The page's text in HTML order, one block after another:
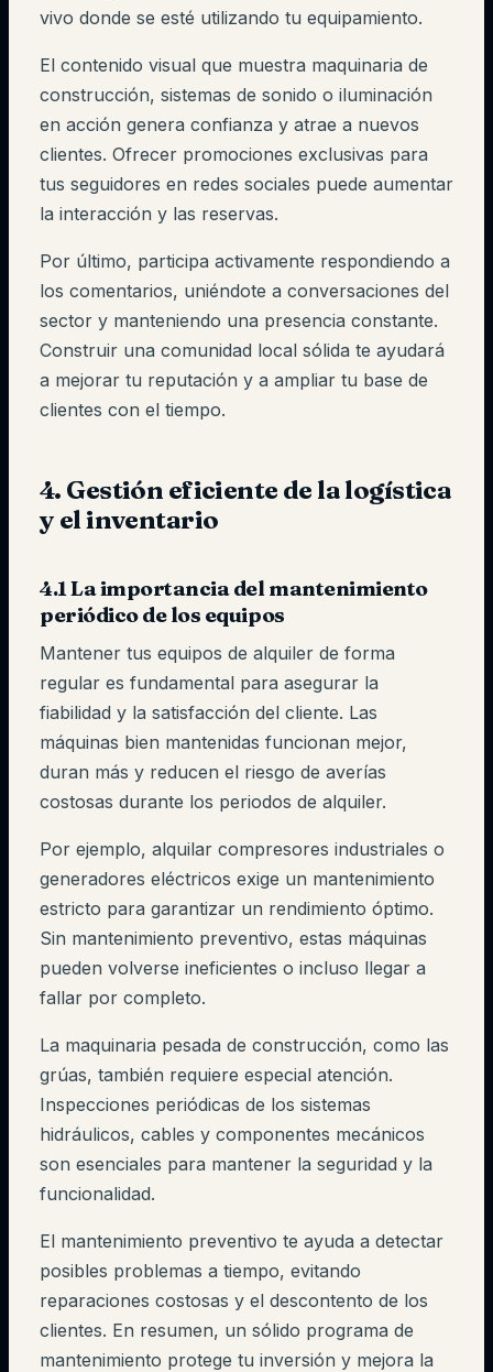
vivo donde se esté utilizando tu equipamiento.
El contenido visual que muestra maquinaria de
construcción, sistemas de sonido o iluminación
en acción genera confianza y atrae a nuevos
clientes. Ofrecer promociones exclusivas para
tus seguidores en redes sociales puede aumentar
la interacción y las reservas.
Por último, participa activamente respondiendo a
los comentarios, uniéndote a conversaciones del
sector y manteniendo una presencia constante.
Construir una comunidad local sólida te ayudará
a mejorar tu reputación y a ampliar tu base de
clientes con el tiempo.
4. Gestión eficiente de la logística
y el inventario
4.1 La importancia del mantenimiento
periódico de los equipos
Mantener tus equipos de alquiler de forma
regular es fundamental para asegurar la
fiabilidad y la satisfacción del cliente. Las
máquinas bien mantenidas funcionan mejor,
duran más y reducen el riesgo de averías
costosas durante los periodos de alquiler.
Por ejemplo, alquilar compresores industriales o
generadores eléctricos exige un mantenimiento
estricto para garantizar un rendimiento óptimo.
Sin mantenimiento preventivo, estas máquinas
pueden volverse ineficientes o incluso llegar a
fallar por completo.
La maquinaria pesada de construcción, como las
grúas, también requiere especial atención.
Inspecciones periódicas de los sistemas
hidráulicos, cables y componentes mecánicos
son esenciales para mantener la seguridad y la
funcionalidad.
El mantenimiento preventivo te ayuda a detectar
posibles problemas a tiempo, evitando
reparaciones costosas y el descontento de los
clientes. En resumen, un sólido programa de
mantenimiento protege tu inversión y mejora la